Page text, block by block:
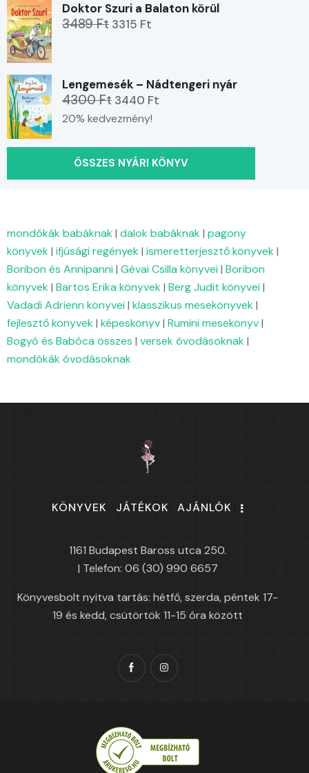
Doktor Szuri a Balaton körül
3489 Ft 3315 Ft
Lengemesék – Nádtengeri nyár
4300 Ft 3440 Ft
20% kedvezmény!
ÖSSZES NYÁRI KÖNYV
mondókák babáknak | dalok babáknak | pagony
könyvek | ifjúsági regények | ismeretterjesztő könyvek |
Boribon és Annipanni | Gévai Csilla könyvei | Boribon
könyvek | Bartos Erika könyvek | Berg Judit könyvei |
Vadadi Adrienn könyvei | klasszikus mesekönyvek |
fejlesztő könyvek | képeskönyv| Rumini mesekönyv|
Bogyó és Babóca összes | versek óvodásoknak |
mondókák óvodásoknak
KÖNYVEK JÁTÉKOK AJÁNLÓK
1161 Budapest Baross utca 250.
| Telefon: 06 (30) 990 6657
Könyvesbolt nyitva tartás: hétfő, szerda, péntek 17-
19 és kedd, csütörtök 11-15 óra között